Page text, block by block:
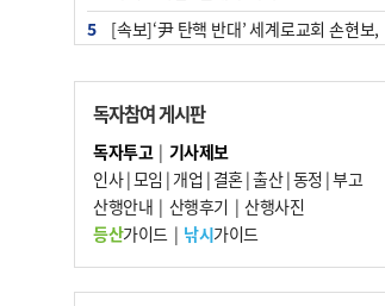
5
[속보]‘尹 탄핵 반대’ 세계로교회 손현보,
군사기밀 유출자 색출 지시
7
부산 주유소 휘발유 평균가 ℓ당 1849원…
전주보다 3원 ↓
8
[속보] ‘심판 성접대’ 논란 축구협회 공식 사
과…“현재는 부적절 행위 없어”
독자참여 게시판
독자투고| 기사제보
인사|모임 | 개업 | 결혼|출산|동정 |부고
산행안내 | 산행후기 | 산행사진
등산가이드| 낚시가이드